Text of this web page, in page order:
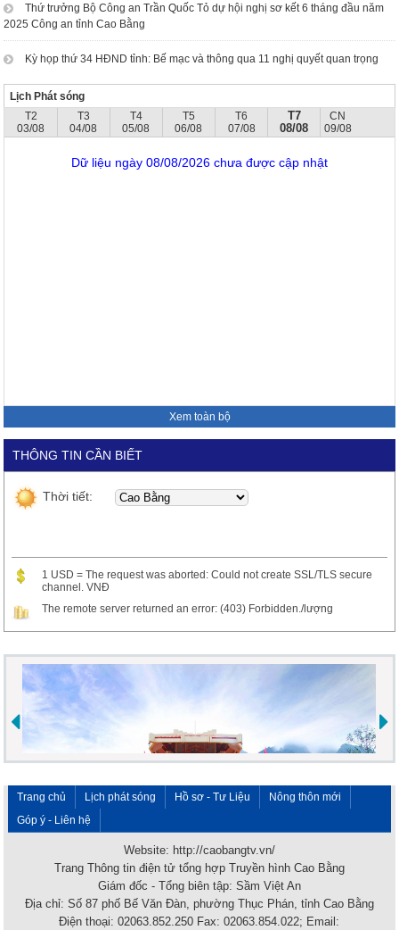
Thứ trưởng Bộ Công an Trần Quốc Tỏ dự hội nghị sơ kết 6 tháng đầu năm
2025 Công an tỉnh Cao Bằng
Kỳ họp thứ 34 HĐND tỉnh: Bế mạc và thông qua 11 nghị quyết quan trọng
Lịch Phát sóng
T2
03/08
T3
04/08
T4
05/08
T5
06/08
T6
07/08
T7
08/08
CN
09/08
Dữ liệu ngày 08/08/2026 chưa được cập nhật
Xem toàn bộ
THÔNG TIN CẦN BIẾT
Thời tiết:
1 USD = The request was aborted: Could not create SSL/TLS secure
channel. VNĐ
The remote server returned an error: (403) Forbidden./lượng
Trang chủ Lịch phát sóng Hồ sơ - Tư Liệu
Nông thôn mới
Góp ý - Liên hệ
Website: http://caobangtv.vn/
Trang Thông tin điện tử tổng hợp Truyền hình Cao Bằng
Giám đốc - Tổng biên tập: Sầm Việt An
Địa chỉ: Số 87 phố Bế Văn Đàn, phường Thục Phán, tỉnh Cao Bằng
Điện thoại: 02063.852.250 Fax: 02063.854.022; Email: